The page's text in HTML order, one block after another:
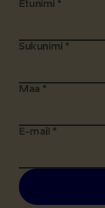
Etunimi *
Sukunimi *
Maa *
E-mail *